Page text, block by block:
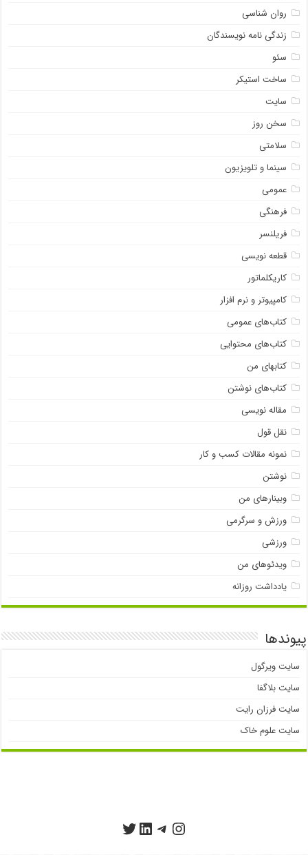
روان شناسی
زندگی نامه نویسندگان
سئو
ساخت استیکر
سایت
سخن روز
سلامتی
سینما و تلویزیون
عمومی
فرهنگی
فریلنسر
قطعه نویسی
کاریکلماتور
کامپیوتر و نرم افزار
کتاب‌های عمومی
کتاب‌های محتوایی
کتابهای من
کتاب‌های نوشتن
مقاله نویسی
نقل قول
نمونه مقالات کسب و کار
نوشتن
وبینارهای من
ورزش و سرگرمی
ورزشی
ویدئوهای من
یادداشت روزانه
پیوندها
سایت ویرگول
سایت بلاگفا
سایت فرزان رایت
سایت علوم خاک
اینستاگرم
تلگرام
لینکداین
توییتر